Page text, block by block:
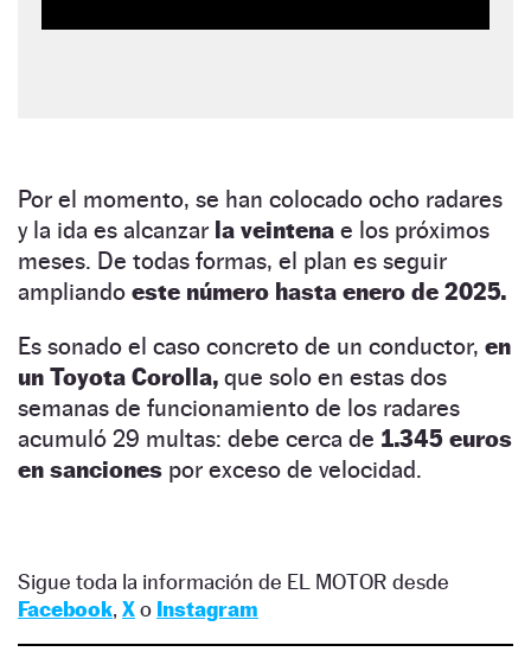
Por el momento, se han colocado ocho radares
y la ida es alcanzar la veintena e los próximos
meses. De todas formas, el plan es seguir
ampliando este número hasta enero de 2025.
Es sonado el caso concreto de un conductor, en
un Toyota Corolla, que solo en estas dos
semanas de funcionamiento de los radares
acumuló 29 multas: debe cerca de 1.345 euros
en sanciones por exceso de velocidad.
Sigue toda la información de EL MOTOR desde
Facebook, Xo Instagram